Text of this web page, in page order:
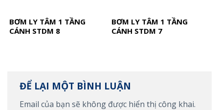
BƠM LY TÂM 1 TẦNG
CÁNH STDM 8
BƠM LY TÂM 1 TẦNG
CÁNH STDM 7
ĐỂ LẠI MỘT BÌNH LUẬN
Email của bạn sẽ không được hiển thị công khai.